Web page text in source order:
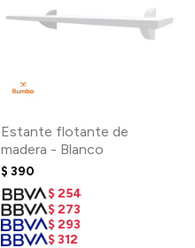
Estante flotante de
madera - Blanco
$ 390
$ 254
$ 273
$ 293
$ 312